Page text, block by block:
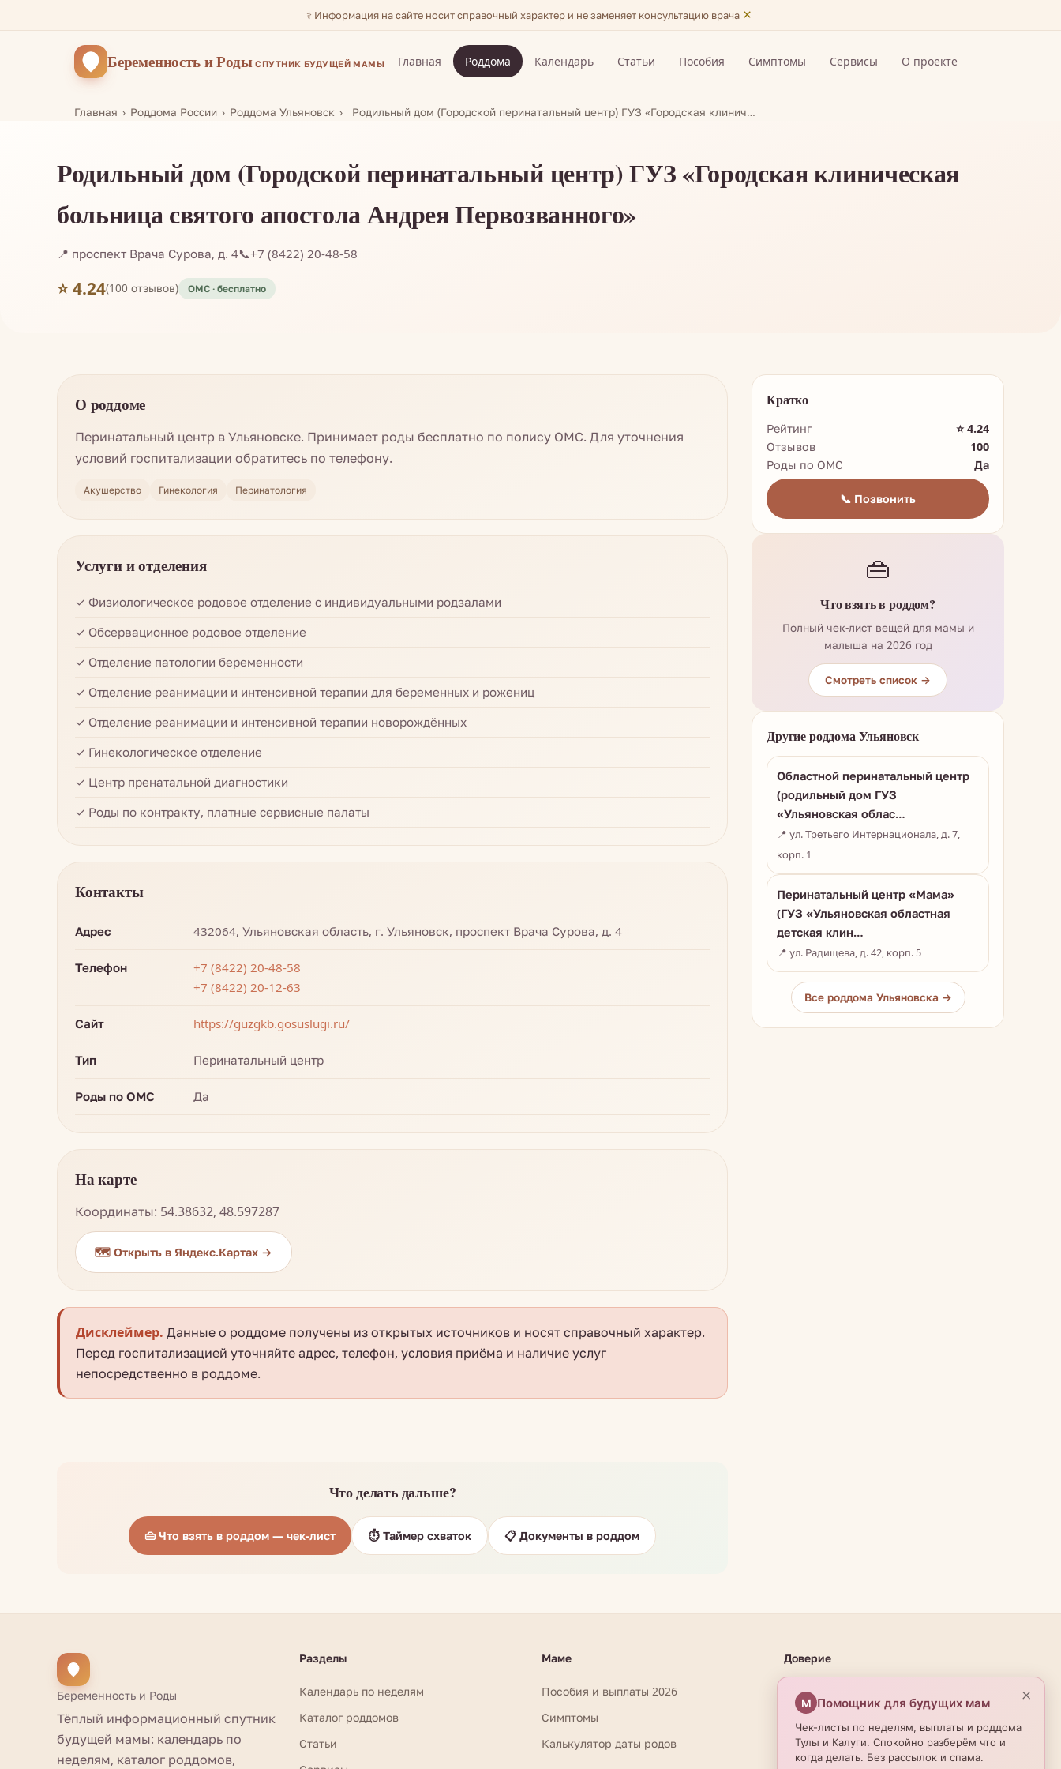
⚕️ Информация на сайте носит справочный характер и не заменяет консультацию врача ×
Беременностьи Роды СПУТНИК БУДУЩЕЙ МАМЫ Главная Роддома Календарь Статьи Пособия Симптомы Сервисы О проекте
Главная Роддома России Роддома Ульяновск Родильный дом (Городской перинатальный центр) ГУЗ «Городская клинич…
Родильный дом (Городской перинатальный центр) ГУЗ «Городская клиническая
больница святого апостола Андрея Первозванного»
📍 проспект Врача Сурова, д. 4📞+7 (8422) 20-48-58
⭐ 4.24(100 отзывов)
О роддоме
Перинатальный центр в Ульяновске. Принимает роды бесплатно по полису ОМС. Для уточнения
условий госпитализации обратитесь по телефону.
Акушерство Гинекология Перинатология
Услуги и отделения
✓ Физиологическое родовое отделение с индивидуальными родзалами
✓ Обсервационное родовое отделение
✓ Отделение патологии беременности
✓ Отделение реанимации и интенсивной терапии для беременных и рожениц
✓ Отделение реанимации и интенсивной терапии новорождённых
✓ Гинекологическое отделение
✓ Центр пренатальной диагностики
✓ Роды по контракту, платные сервисные палаты
Контакты
Адрес 432064, Ульяновская область, г. Ульяновск, проспект Врача Сурова, д. 4
Телефон
+7 (8422) 20-48-58
+7 (8422) 20-12-63
Сайт https://guzgkb.gosuslugi.ru/
Тип Перинатальный центр
Роды по ОМС Да
На карте
Координаты: 54.38632, 48.597287
🗺️ Открыть в Яндекс.Картах →
Дисклеймер. Данные о роддоме получены из открытых источников и носят справочный характер.
Перед госпитализацией уточняйте адрес, телефон, условия приёма и наличие услуг
непосредственно в роддоме.
Кратко
Рейтинг
⭐ 4.24
Отзывов
100
Роды по ОМС
Да
📞 Позвонить
👜
Что взять в роддом?
Полный чек-лист вещей для мамы и
малыша на 2026 год
Смотреть список →
Другие роддома Ульяновск
Областной перинатальный центр
(родильный дом ГУЗ
«Ульяновская облас…
📍 ул. Третьего Интернационала, д. 7,
корп. 1
Перинатальный центр «Мама»
(ГУЗ «Ульяновская областная
детская клин…
📍 ул. Радищева, д. 42, корп. 5
Все роддома Ульяновска →
Что делать дальше?
👜 Что взять в роддом — чек-лист ⏱️ Таймер схваток 📋 Документы в роддом
Беременность и Роды
Тёплый информационный спутник
будущей мамы: календарь по
неделям, каталог роддомов,
Разделы
Календарь по неделям
Каталог роддомов
Статьи
Маме
Пособия и выплаты 2026
Симптомы
Калькулятор даты родов
Доверие
О проекте
Эксперты
Редакционная политика
М Помощник для будущих мам
Чек-листы по неделям, выплаты и роддома
Тулы и Калуги. Спокойно разберём что и
когда делать. Без рассылок и спама.
×